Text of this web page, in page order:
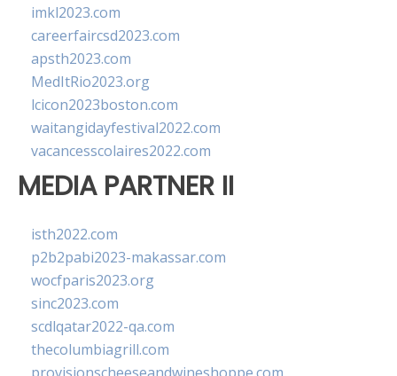
imkl2023.com
careerfaircsd2023.com
apsth2023.com
MedItRio2023.org
lcicon2023boston.com
waitangidayfestival2022.com
vacancesscolaires2022.com
MEDIA PARTNER II
isth2022.com
p2b2pabi2023-makassar.com
wocfparis2023.org
sinc2023.com
scdlqatar2022-qa.com
thecolumbiagrill.com